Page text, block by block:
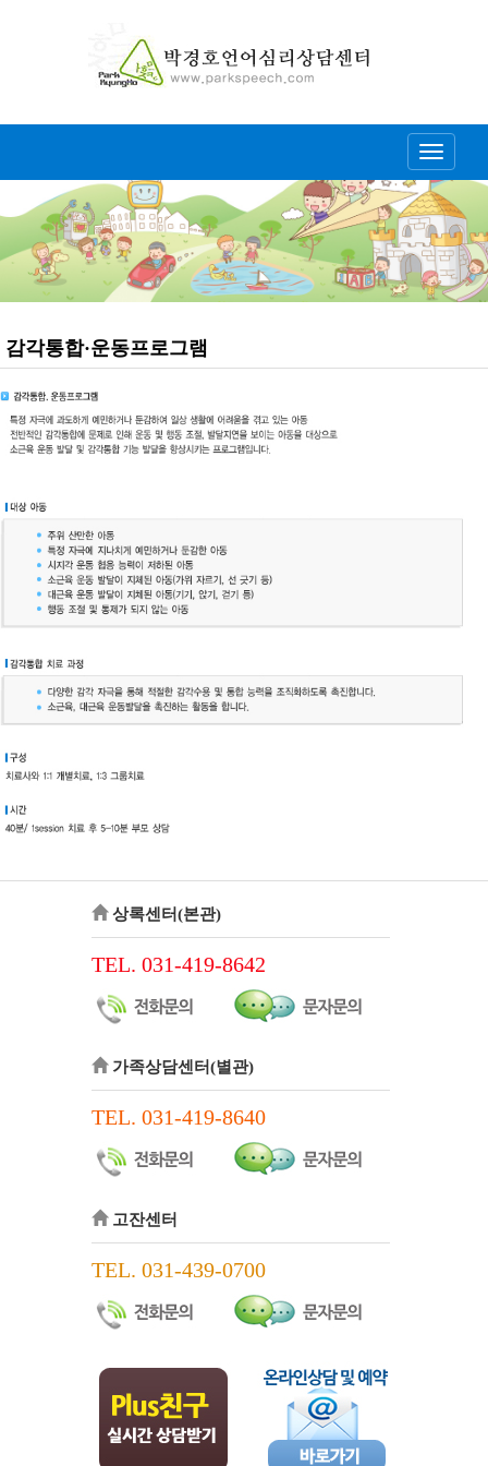
Toggle
감각통합·운동프로그램
상록센터(본관)
TEL. 031-419-8642
가족상담센터(별관)
TEL. 031-419-8640
고잔센터
TEL. 031-439-0700